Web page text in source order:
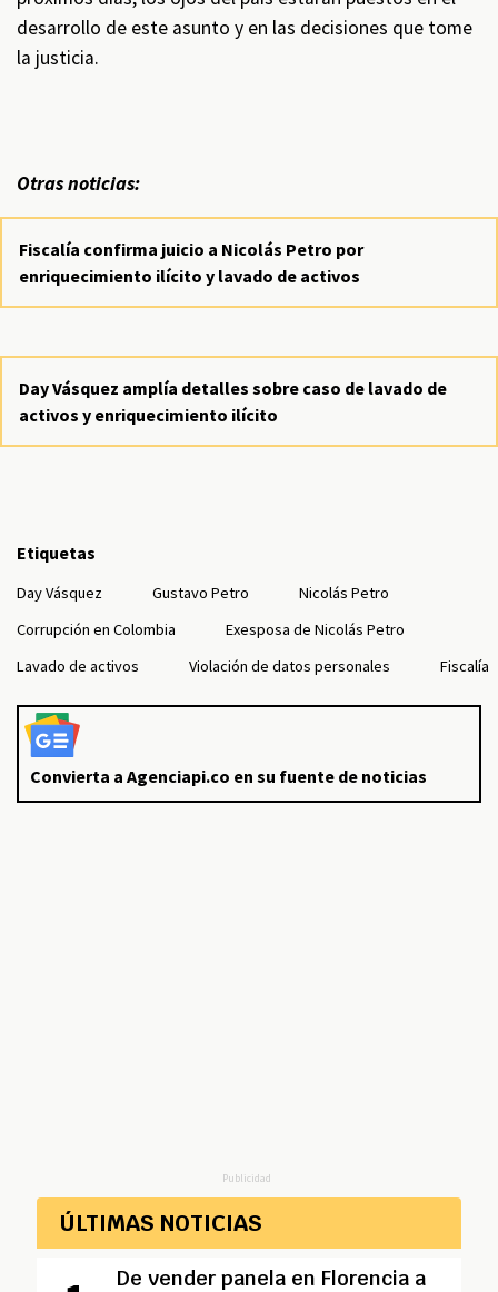
desarrollo de este asunto y en las decisiones que tome
la justicia.
Otras noticias:
Fiscalía confirma juicio a Nicolás Petro por
enriquecimiento ilícito y lavado de activos
Day Vásquez amplía detalles sobre caso de lavado de
activos y enriquecimiento ilícito
Etiquetas
Day Vásquez Gustavo Petro
Nicolás Petro
Corrupción en Colombia
Exesposa de Nicolás Petro
Lavado de activos
Violación de datos personales Fiscalía
Convierta a Agenciapi.co en su fuente de noticias
Publicidad
ÚLTIMAS NOTICIAS
De vender panela en Florencia a